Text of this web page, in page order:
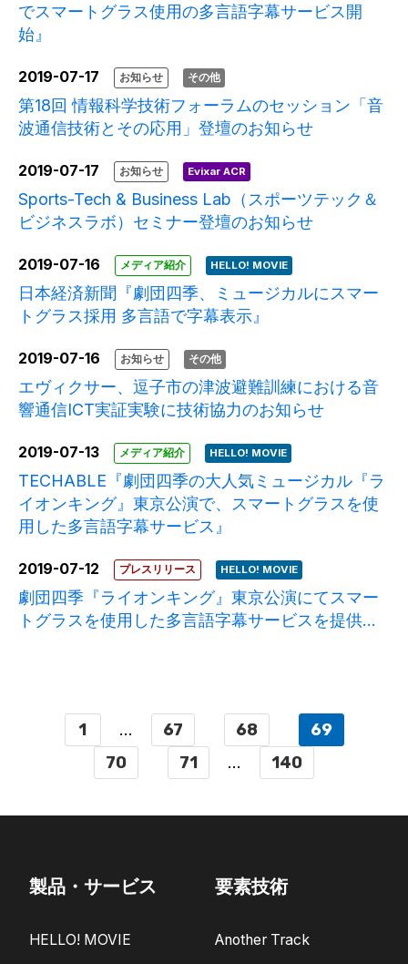
でスマートグラス使用の多言語字幕サービス開
始』
2019-07-17 お知らせ その他
第18回 情報科学技術フォーラムのセッション「音
波通信技術とその応用」登壇のお知らせ
2019-07-17 お知らせ Evixar ACR
Sports-Tech & Business Lab（スポーツテック＆
ビジネスラボ）セミナー登壇のお知らせ
2019-07-16 メディア紹介 HELLO! MOVIE
日本経済新聞『劇団四季、ミュージカルにスマー
トグラス採用 多言語で字幕表示』
2019-07-16 お知らせ その他
エヴィクサー、逗子市の津波避難訓練における音
響通信ICT実証実験に技術協力のお知らせ
2019-07-13 メディア紹介 HELLO! MOVIE
TECHABLE『劇団四季の大人気ミュージカル『ラ
イオンキング』東京公演で、スマートグラスを使
用した多言語字幕サービス』
2019-07-12 プレスリリース HELLO! MOVIE
劇団四季『ライオンキング』東京公演にてスマー
トグラスを使用した多言語字幕サービスを提供...
1 ... 67 68
69
70
71 ... 140
製品・サービス
HELLO! MOVIE
要素技術
Another Track